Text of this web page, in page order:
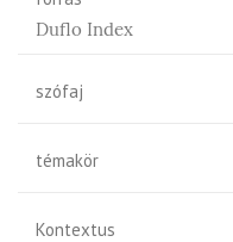
Duflo Index
szófaj
témakör
Kontextus